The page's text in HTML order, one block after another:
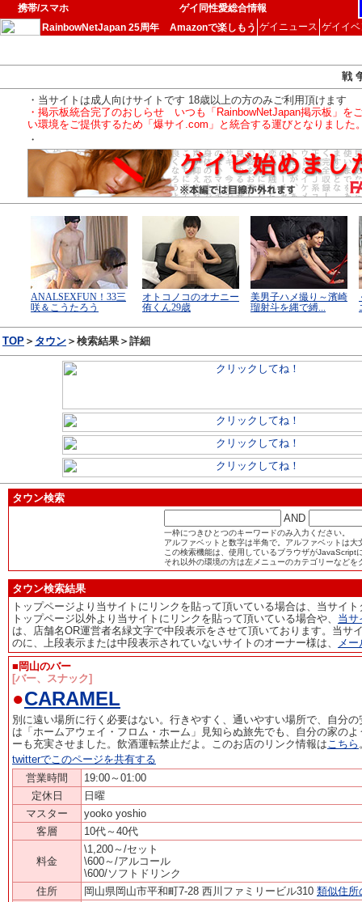
携帯/スマホ
ゲイ同性愛総合情報
RainbowNetJapan 25周年
Amazonで楽しもう ゲイニュース ゲイイ
戦
・当サイトは成人向けサイトです 18歳以上の方のみご利用頂けます
・掲示板統合完了のおしらせ いつも「RainbowNetJapan掲示板」を
い環境をご提供するため「爆サイ.com」と統合する運びとなりました
・
TOP ＞ タウン ＞検索結果＞詳細
タウン検索
AND
一枠につきひとつのキーワードのみ入力ください。
アルファベットと数字は半角で。アルファベットは
この検索機能は、使用しているブラウザがJavaScript
それ以外の環境の方は左メニューのカテゴリーなど
タウン検索結果
トップページより当サイトにリンクを貼って頂いている場合は、当サイ
トップページ以外より当サイトにリンクを貼って頂いている場合や、 当サ
は、店舗名OR運営者名緑文字で中段表示をさせて頂いております。当
のに、上段表示または中段表示されていないサイトのオーナー様は、
メー
■岡山のバー
[バー、スナック]
●CARAMEL
別に遠い場所に行く必要はない。行きやすく、通いやすい場所で、自分
は「ホームアウェイ・フロム・ホーム」見知らぬ旅先でも、自分の家の
ーも充実させました。飲酒運転禁止だよ。このお店のリンク情報はこちら
twitterでこのページを共有する
営業時間
19:00～01:00
定休日
日曜
マスター
yooko yoshio
客層
10代～40代
料金
\1,200～/セット
\600～/アルコール
\600/ソフトドリンク
住所
岡山県岡山市平和町7-28 西川ファミリービル310 類似住所